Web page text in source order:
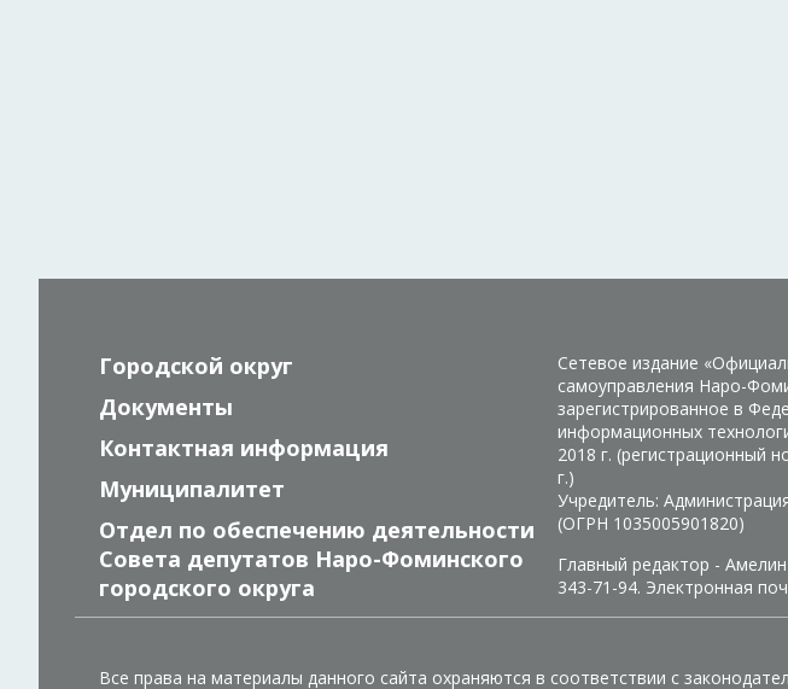
Городской округ
Документы
Контактная информация
Муниципалитет
Отдел по обеспечению деятельности
Совета депутатов Наро-Фоминского
городского округа
Сетевое издание
самоуправления Наро-
зарегистрированное в
информационных
2018 г. (регистрационный
г.)
Учредитель:
(ОГРН 1035005901820)
Главный редактор -
343-71-94. Электронная
Все права на материалы данного сайта охраняются в соответствии с